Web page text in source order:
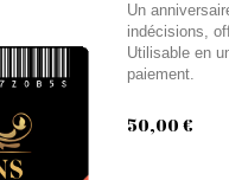
Un
indécisions,
Utilisable en
paiement.
50,00 €